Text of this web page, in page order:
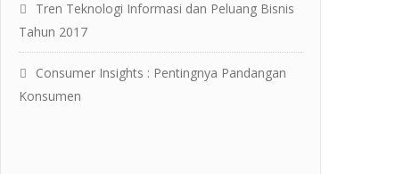
Tren Teknologi Informasi dan Peluang Bisnis
Tahun 2017
Consumer Insights : Pentingnya Pandangan
Konsumen